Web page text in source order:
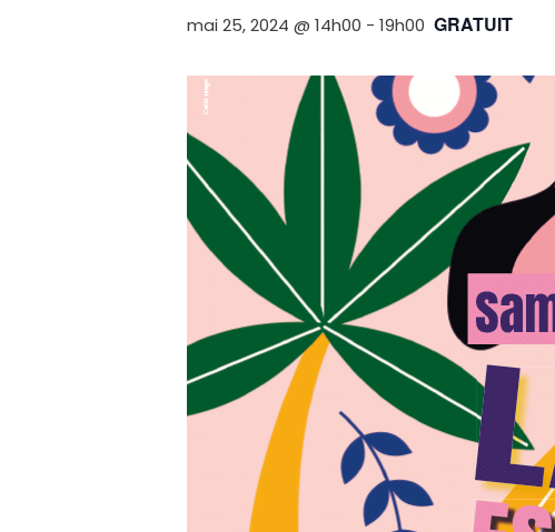
mai 25, 2024 @ 14h00 - 19h00 GRATUIT